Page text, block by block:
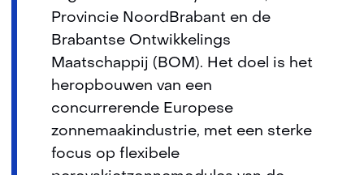
Provincie NoordBrabant en de
Brabantse Ontwikkelings
Maatschappij (BOM). Het doel is het
heropbouwen van een
concurrerende Europese
zonnemaakindustrie, met een sterke
focus op flexibele